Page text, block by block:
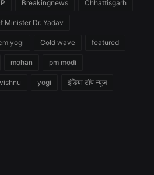
Breakingnews Chhattisgarh
Minister Dr. Yadav
yogi Cold wave featured
mohan pm modi
vishnu yogi इंडिया टॉप न्यूज